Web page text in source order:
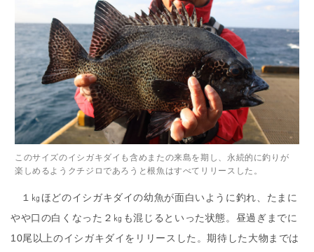
このサイズのイシガキダイも含めまたの来島を期し、永続的に釣りが
楽しめるようクチジロであろうと根魚はすべてリリースした。
１㎏ほどのイシガキダイの幼魚が面白いように釣れ、たまに
やや口の白くなった２㎏も混じるといった状態。昼過ぎまでに
10尾以上のイシガキダイをリリースした。期待した大物までは